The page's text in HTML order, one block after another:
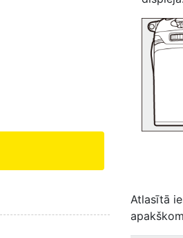
Atlasītā